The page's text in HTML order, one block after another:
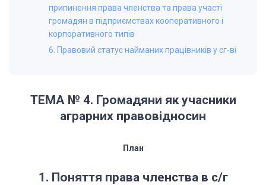
припинення права членства та права участі
громадян в підприємствах кооперативного і
корпоративного типів
6. Правовий статус найманих працівників у сг-ві
ТЕМА № 4. Громадяни як учасники
аграрних правовідносин
План
1 . Поняття права членства в с/г